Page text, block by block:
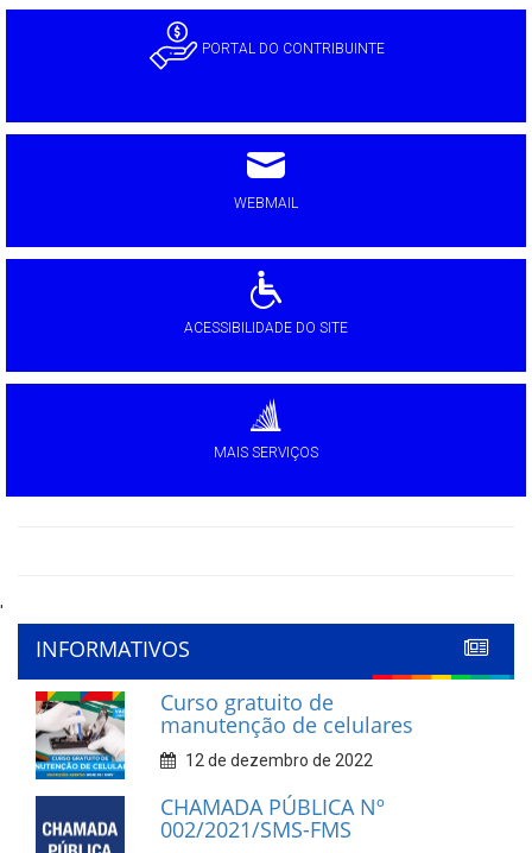
PORTAL DO CONTRIBUINTE
WEBMAIL
ACESSIBILIDADE DO SITE
MAIS SERVIÇOS
'
INFORMATIVOS
Curso gratuito de
manutenção de celulares
12 de dezembro de 2022
CHAMADA PÚBLICA Nº
002/2021/SMS-FMS